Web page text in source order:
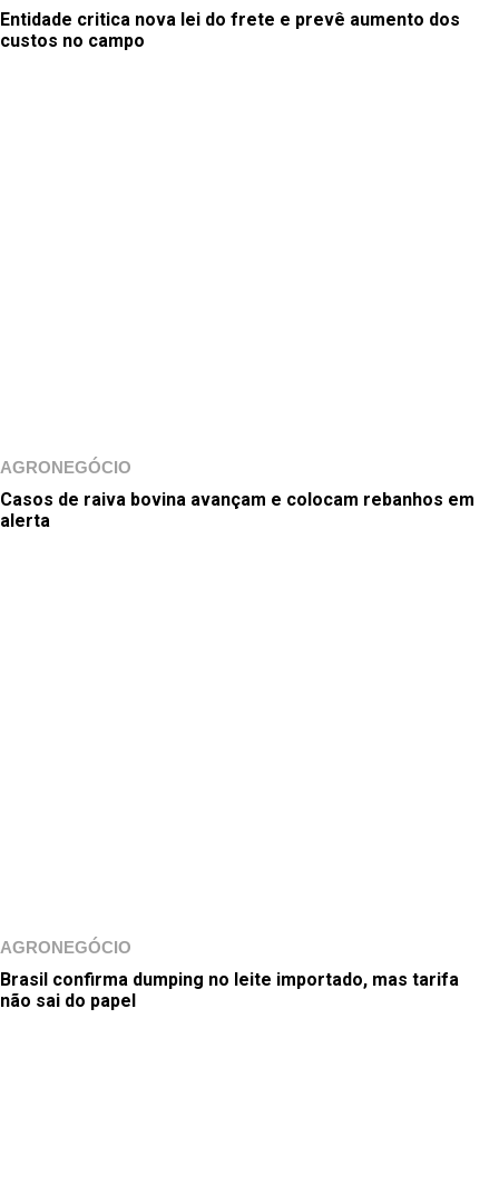
Entidade critica nova lei do frete e prevê aumento dos
custos no campo
AGRONEGÓCIO
Casos de raiva bovina avançam e colocam rebanhos em
alerta
AGRONEGÓCIO
Brasil confirma dumping no leite importado, mas tarifa
não sai do papel